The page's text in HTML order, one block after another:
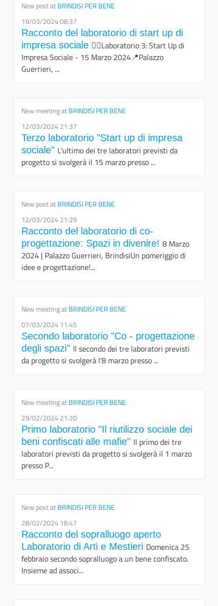
New post atBRINDISI PER BENE
19/03/2024 08:37
Racconto del laboratorio di start up di
impresa sociale 👉🏻Laboratorio 3: Start Up di
Impresa Sociale - 15 Marzo 2024📍Palazzo
Guerrieri, ...
New meeting atBRINDISI PER BENE
12/03/2024 21:37
Terzo laboratorio "Start up di impresa
sociale" L'ultimo dei tre laboratori previsti da
progetto si svolgerà il 15 marzo presso ...
New post atBRINDISI PER BENE
12/03/2024 21:29
Racconto del laboratorio di co-
progettazione: Spazi in divenire! 8 Marzo
2024 | Palazzo Guerrieri, BrindisiUn pomeriggio di
idee e progettazione!...
New meeting atBRINDISI PER BENE
07/03/2024 11:45
Secondo laboratorio "Co - progettazione
degli spazi" Il secondo dei tre laboratori previsti
da progetto si svolgerà l'8 marzo presso ...
New meeting atBRINDISI PER BENE
29/02/2024 21:20
Primo laboratorio "Il riutilizzo sociale dei
beni confiscati alle mafie" Il primo dei tre
laboratori previsti da progetto si svolgerà il 1 marzo
presso P...
New post atBRINDISI PER BENE
28/02/2024 18:47
Racconto del sopralluogo aperto
Laboratorio di Arti e Mestieri Domenica 25
febbraio secondo sopralluogo a un bene confiscato.
Insieme ad associ...